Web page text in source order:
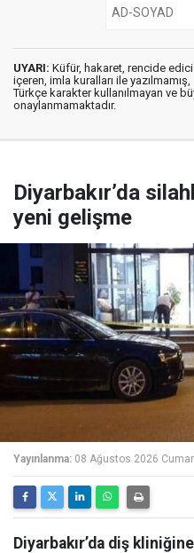
UYARI: Küfür, hakaret, rencide edici
içeren, imla kuralları ile yazılmamış,
Türkçe karakter kullanılmayan ve
onaylanmamaktadır.
Diyarbakır’da
yeni gelişme
Yayınlanma: 08 Ağustos 2026
Diyarbakır’da diş